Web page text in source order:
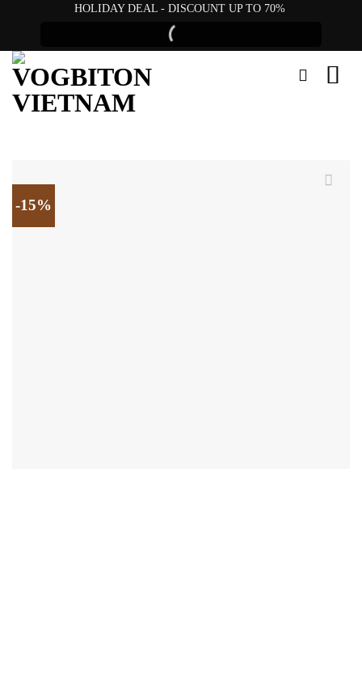
content
HOLIDAY DEAL - DISCOUNT UP TO 70%
-15%